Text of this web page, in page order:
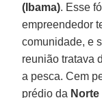
(Ibama). Esse
empreendedor
comunidade, e
reunião tratava
a pesca. Cem
prédio da